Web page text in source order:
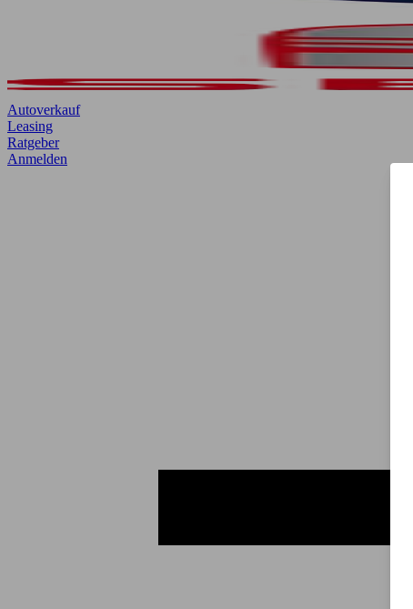
Autoverkauf
Leasing
Ratgeber
Anmelden